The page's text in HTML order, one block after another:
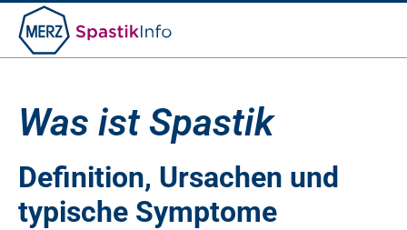
Suche
nach:
Was ist Spastik
Definition, Ursachen und
typische Symptome